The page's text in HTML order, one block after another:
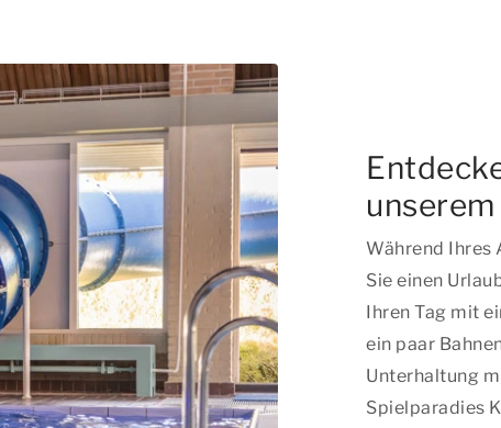
Während Ihres
Sie einen
Ihren Tag mit
ein paar
Unterhaltung
Spielparadies